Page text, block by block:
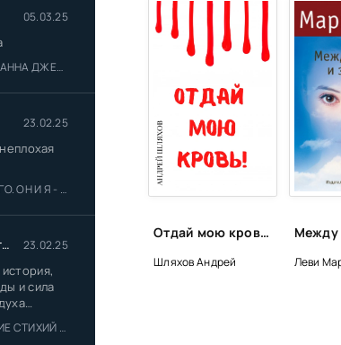
05.03.25
ДЖЕЙН
23.02.25
ТОДОРОВА (1)
Гость Сергей 23.02.25
и сила
ГУМИНСКИЙ
Отдай мою кровь - Андрей Шляхов
Шляхов Андрей Леви